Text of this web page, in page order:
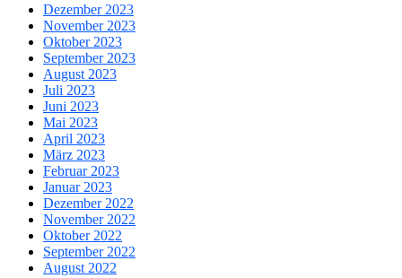
Dezember 2023
November 2023
Oktober 2023
September 2023
August 2023
Juli 2023
Juni 2023
Mai 2023
April 2023
März 2023
Februar 2023
Januar 2023
Dezember 2022
November 2022
Oktober 2022
September 2022
August 2022